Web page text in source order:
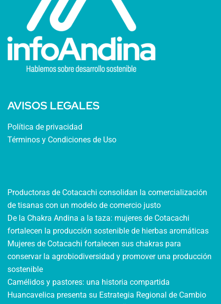
AVISOS LEGALES
Política de privacidad
Términos y Condiciones de Uso
Productoras de Cotacachi consolidan la comercialización
de tisanas con un modelo de comercio justo
De la Chakra Andina a la taza: mujeres de Cotacachi
fortalecen la producción sostenible de hierbas aromáticas
Mujeres de Cotacachi fortalecen sus chakras para
conservar la agrobiodiversidad y promover una producción
sostenible
Camélidos y pastores: una historia compartida
Huancavelica presenta su Estrategia Regional de Cambio